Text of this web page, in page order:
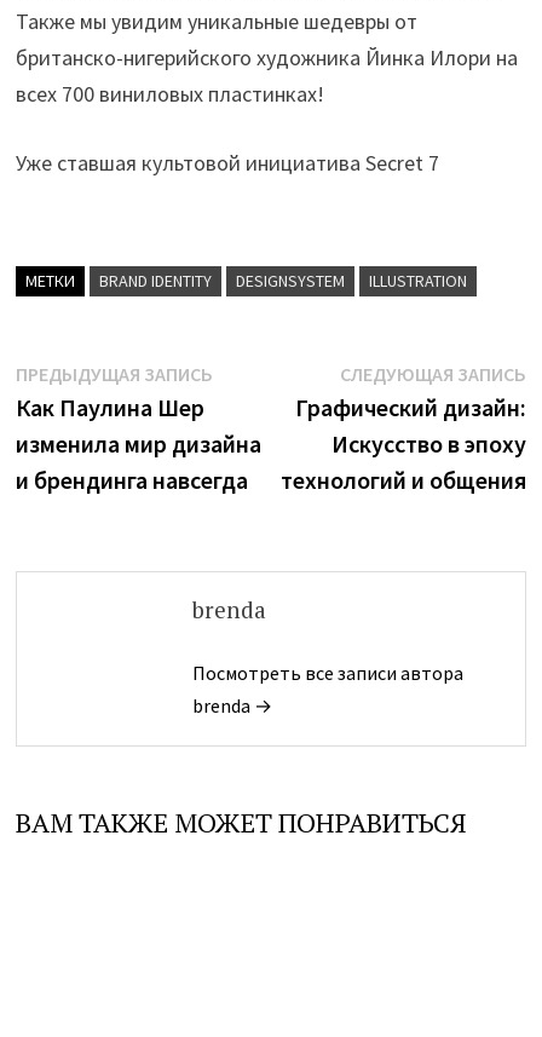
Также мы увидим уникальные шедевры от
британско-нигерийского художника Йинка Илори на
всех 700 виниловых пластинках!
Уже ставшая культовой инициатива Secret 7
МЕТКИ BRAND IDENTITY DESIGNSYSTEM ILLUSTRATION
Навигация
по
записям
ПРЕДЫДУЩАЯ ЗАПИСЬ
Как Паулина Шер
изменила мир дизайна
и брендинга навсегда
СЛЕДУЮЩАЯ ЗАПИСЬ
Графический дизайн:
Искусство в эпоху
технологий и общения
brenda
Посмотреть все записи автора
brenda →
ВАМ ТАКЖЕ МОЖЕТ ПОНРАВИТЬСЯ